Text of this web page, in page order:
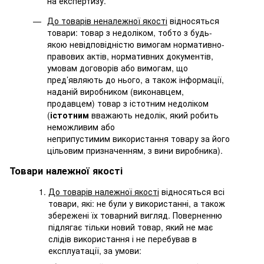
До товарів неналежної якості відносяться
товари: товар з недоліком, тобто з будь-
якою невідповідністю вимогам нормативно-
правових актів, нормативних документів,
умовам договорів або вимогам, що
пред’являють до нього, а також інформації,
наданій виробником (виконавцем,
продавцем) товар з істотним недоліком
(істотним вважають недолік, який робить
неможливим або
неприпустимим використання товару за його
цільовим призначенням, з вини виробника).
Товари належної якості
До товарів належної якості відносяться всі
товари, які: не були у використанні, а також
збережені їх товарний вигляд. Поверненню
підлягає тільки новий товар, який не має
слідів використання і не перебував в
експлуатації, за умови: